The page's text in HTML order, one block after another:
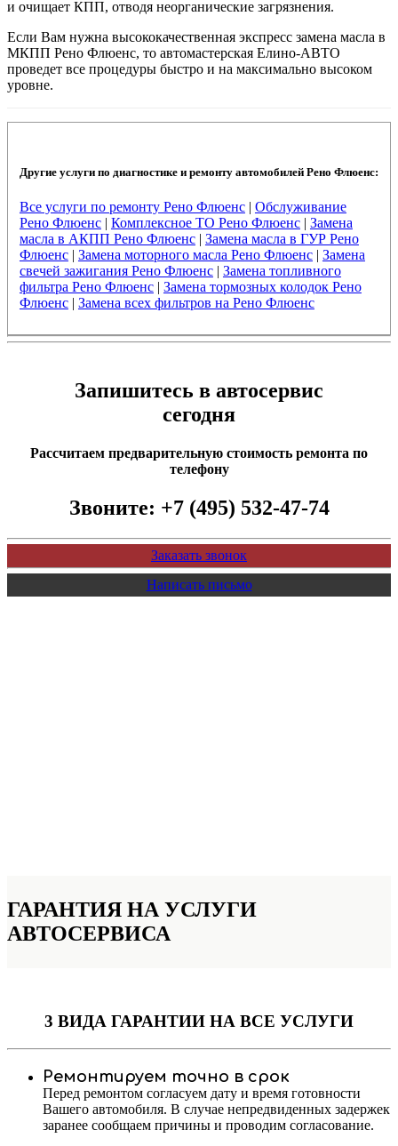
и очищает КПП, отводя неорганические загрязнения.
Если Вам нужна высококачественная экспресс замена масла в
МКПП Рено Флюенс, то автомастерская Елино-АВТО
проведет все процедуры быстро и на максимально высоком
уровне.
Другие услуги по диагностике и ремонту автомобилей Рено Флюенс:
Все услуги по ремонту Рено Флюенс| Обслуживание
Рено Флюенс| Комплексное ТО Рено Флюенс| Замена
масла в АКПП Рено Флюенс| Замена масла в ГУР Рено
Флюенс| Замена моторного масла Рено Флюенс| Замена
свечей зажигания Рено Флюенс| Замена топливного
фильтра Рено Флюенс| Замена тормозных колодок Рено
Флюенс| Замена всех фильтров на Рено Флюенс
Запишитесь в автосервис
сегодня
Рассчитаем предварительную стоимость ремонта по
телефону
Звоните: +7 (495) 532-47-74
Заказать звонок
Написать письмо
ГАРАНТИЯ НА УСЛУГИ
АВТОСЕРВИСА
3 ВИДА ГАРАНТИИ НА ВСЕ УСЛУГИ
Ремонтируем точно в срок
Перед ремонтом согласуем дату и время готовности
Вашего автомобиля. В случае непредвиденных задержек
заранее сообщаем причины и проводим согласование.